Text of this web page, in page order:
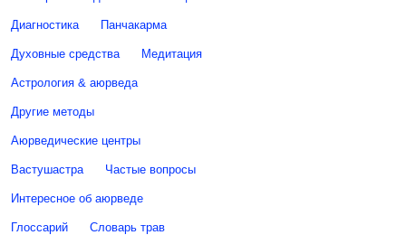
Диагностика Панчакарма
Духовные средства Медитация
Астрология & аюрведа
Другие методы
Аюрведические центры
Вастушастра Частые вопросы
Интересное об аюрведе
Глоссарий Словарь трав